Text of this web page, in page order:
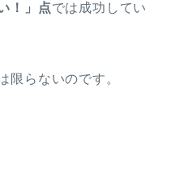
！」点では成功してい
限らないのです。